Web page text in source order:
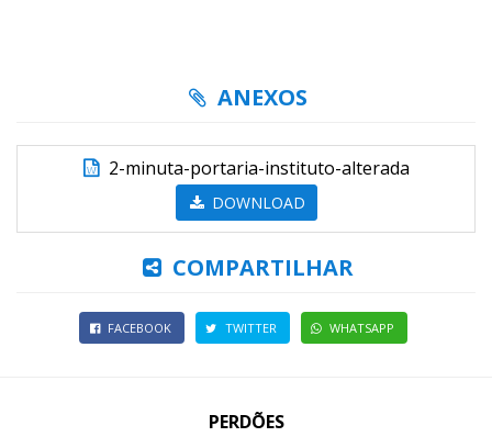
ANEXOS
2-minuta-portaria-instituto-alterada
DOWNLOAD
COMPARTILHAR
FACEBOOK TWITTER WHATSAPP
PERDÕES